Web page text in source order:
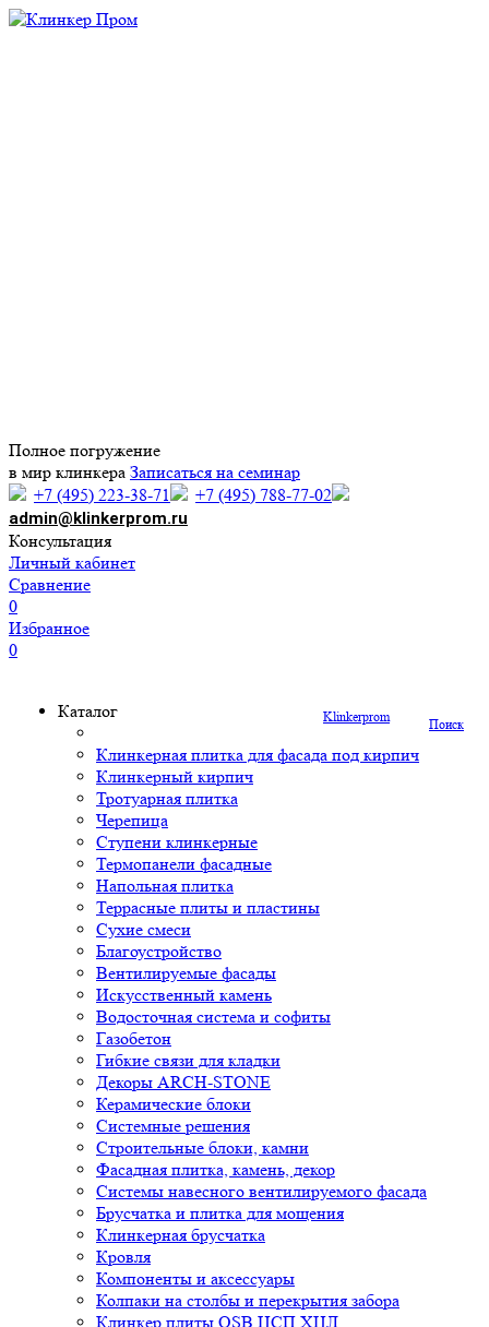
Полное погружение
в мир клинкера Записаться на семинар
+7 (495) 223-38-71
+7 (495) 788-77-02
admin@klinkerprom.ru
Консультация
Личный кабинет
Сравнение
0
Избранное
0
Поиск
Klinkerprom
Каталог
Клинкерная плитка для фасада под кирпич
Клинкерный кирпич
Тротуарная плитка
Черепица
Ступени клинкерные
Термопанели фасадные
Напольная плитка
Террасные плиты и пластины
Сухие смеси
Благоустройство
Вентилируемые фасады
Искусственный камень
Водосточная система и софиты
Газобетон
Гибкие связи для кладки
Декоры ARCH-STONE
Керамические блоки
Системные решения
Строительные блоки, камни
Фасадная плитка, камень, декор
Системы навесного вентилируемого фасада
Брусчатка и плитка для мощения
Клинкерная брусчатка
Кровля
Компоненты и аксессуары
Колпаки на столбы и перекрытия забора
Клинкер плиты OSB ЦСП ХЦЛ